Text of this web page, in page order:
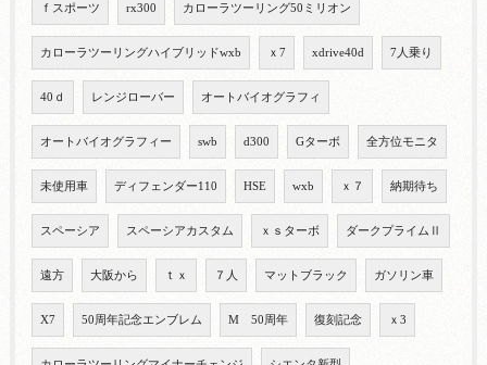
ｆスポーツ rx300 カローラツーリング50ミリオン
カローラツーリングハイブリッドwxb ｘ7 xdrive40d 7人乗り
40ｄ レンジローバー オートバイオグラフィ
オートバイオグラフィー swb d300 Gターボ 全方位モニタ
未使用車 ディフェンダー110 HSE wxb ｘ７ 納期待ち
スペーシア スペーシアカスタム ｘｓターボ ダークプライムⅡ
遠方 大阪から ｔｘ ７人 マットブラック ガソリン車
X7 50周年記念エンブレム M 50周年 復刻記念 ｘ3